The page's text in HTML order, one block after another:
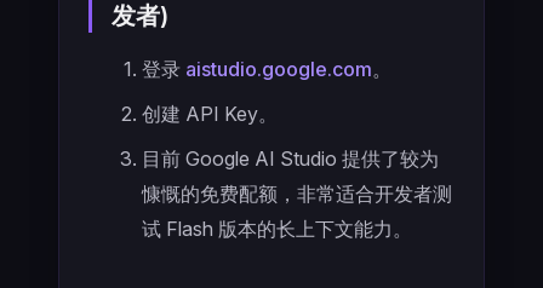
发者)
登录 aistudio.google.com。
创建 API Key。
目前 Google AI Studio 提供了较为
慷慨的免费配额，非常适合开发者测
试 Flash 版本的长上下文能力。